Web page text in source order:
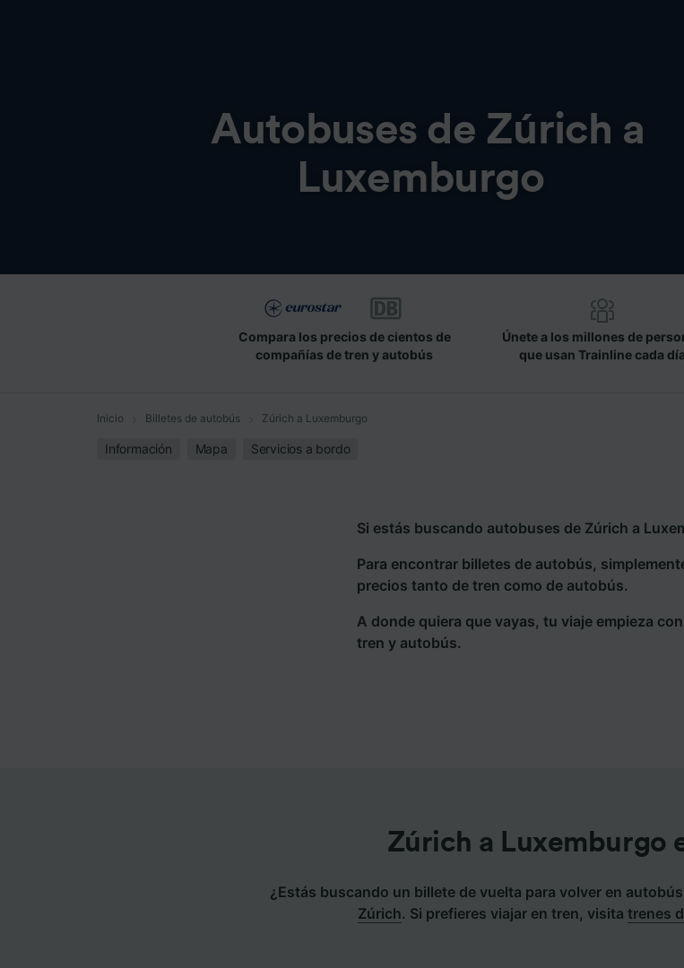
Autobuses de Zúrich a
Luxemburgo
Compara los precios de cientos de
compañías de tren y autobús
Únete a los millones de
que usan Trainline cada día
Inicio Billetes de autobús Zúrich a Luxemburgo
Información Mapa Servicios a bordo
Si estás buscando autobuses de Zúrich a
Para encontrar billetes de autobús,
precios tanto de tren como de autobús.
A donde quiera que vayas, tu viaje empieza
tren y autobús.
Zúrich a Luxemburgo
¿Estás buscando un billete de vuelta para volver en
Zúrich. Si prefieres viajar en tren, visitatrenes